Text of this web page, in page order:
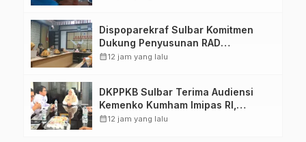
Dispoparekraf Sulbar Komitmen
Dukung Penyusunan RAD
TPB/SDGs Sulawesi Barat
calendar_month12 jam yang lalu
DKPPKB Sulbar Terima Audiensi
Kemenko Kumham Imipas RI,
Perkuat Pelayanan Kesehatan bagi
calendar_month12 jam yang lalu